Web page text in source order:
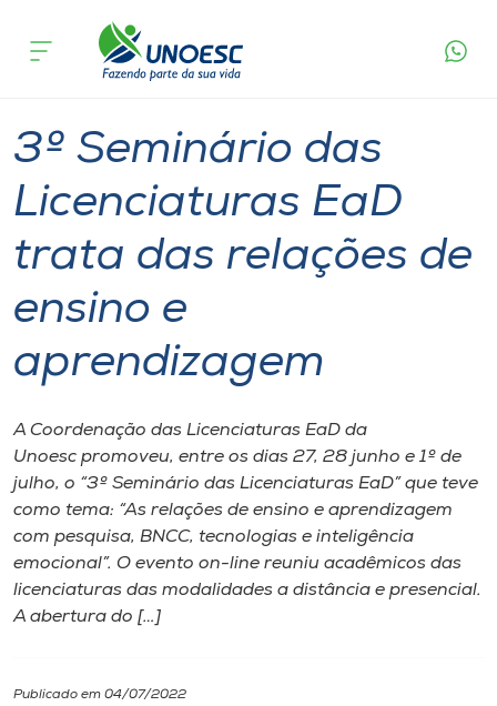
Cursos
Pesquisa
Atendimento ao Estudante
Portal de Ensino
Internacionalização
I.nova
Diplomados
acontece
3º Seminário das
Licenciaturas EaD
trata das relações de
ensino e
aprendizagem
A Coordenação das Licenciaturas EaD da
Unoesc promoveu, entre os dias 27, 28 junho e 1º de
julho, o “3º Seminário das Licenciaturas EaD” que teve
como tema: “As relações de ensino e aprendizagem
com pesquisa, BNCC, tecnologias e inteligência
emocional”. O evento on-line reuniu acadêmicos das
licenciaturas das modalidades a distância e presencial.
A abertura do […]
Publicado em 04/07/2022